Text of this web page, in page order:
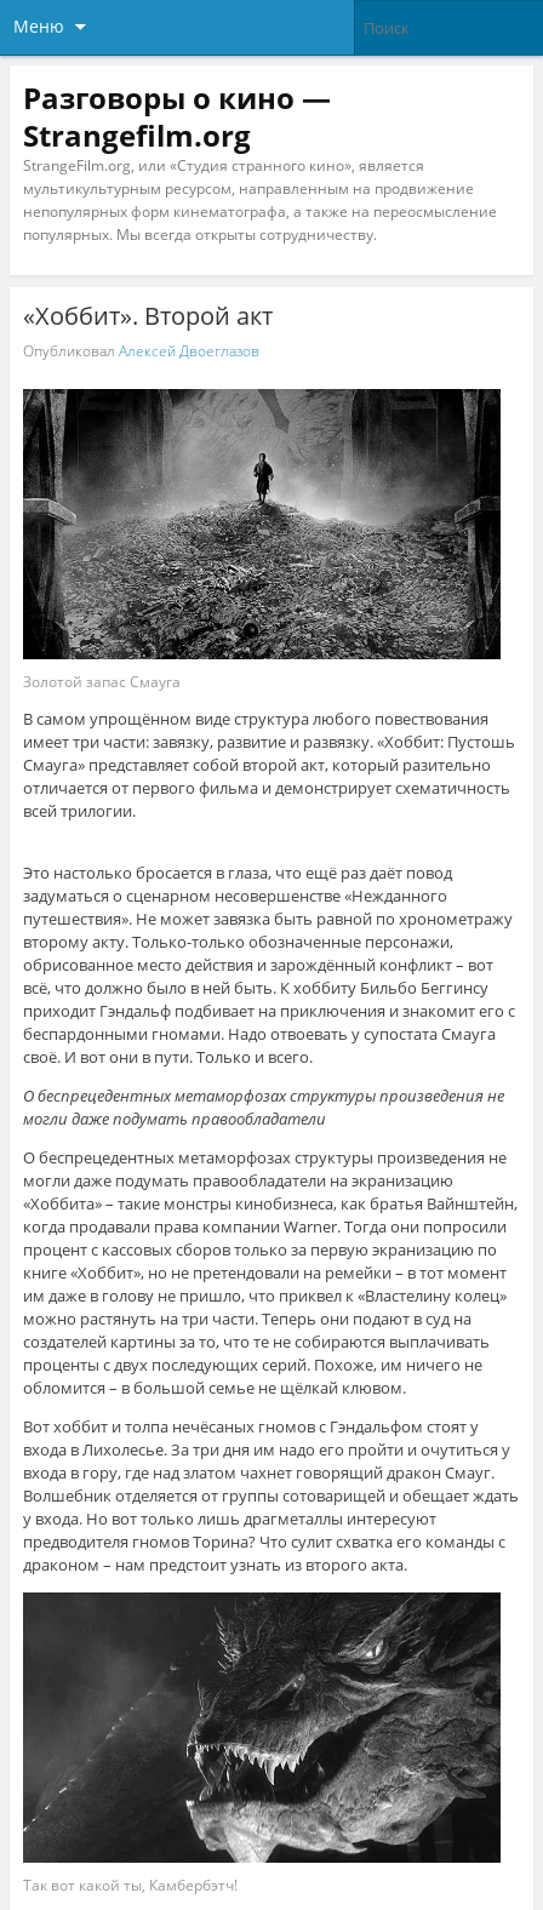
Меню
Разговоры о кино —
Strangefilm.org
StrangeFilm.org, или «Студия странного кино», является
мультикультурным ресурсом, направленным на продвижение
непопулярных форм кинематографа, а также на переосмысление
популярных. Мы всегда открыты сотрудничеству.
«Хоббит». Второй акт
Опубликовал Алексей Двоеглазов
Золотой запас Смауга
В самом упрощённом виде структура любого повествования
имеет три части: завязку, развитие и развязку. «Хоббит: Пустошь
Смауга» представляет собой второй акт, который разительно
отличается от первого фильма и демонстрирует схематичность
всей трилогии.
Это настолько бросается в глаза, что ещё раз даёт повод
задуматься о сценарном несовершенстве «Нежданного
путешествия». Не может завязка быть равной по хронометражу
второму акту. Только-только обозначенные персонажи,
обрисованное место действия и зарождённый конфликт – вот
всё, что должно было в ней быть. К хоббиту Бильбо Беггинсу
приходит Гэндальф подбивает на приключения и знакомит его с
беспардонными гномами. Надо отвоевать у супостата Смауга
своё. И вот они в пути. Только и всего.
О беспрецедентных метаморфозах структуры произведения не
могли даже подумать правообладатели
О беспрецедентных метаморфозах структуры произведения не
могли даже подумать правообладатели на экранизацию
«Хоббита» – такие монстры кинобизнеса, как братья Вайнштейн,
когда продавали права компании Warner. Тогда они попросили
процент с кассовых сборов только за первую экранизацию по
книге «Хоббит», но не претендовали на ремейки – в тот момент
им даже в голову не пришло, что приквел к «Властелину колец»
можно растянуть на три части. Теперь они подают в суд на
создателей картины за то, что те не собираются выплачивать
проценты с двух последующих серий. Похоже, им ничего не
обломится – в большой семье не щёлкай клювом.
Вот хоббит и толпа нечёсаных гномов с Гэндальфом стоят у
входа в Лихолесье. За три дня им надо его пройти и очутиться у
входа в гору, где над златом чахнет говорящий дракон Смауг.
Волшебник отделяется от группы сотоварищей и обещает ждать
у входа. Но вот только лишь драгметаллы интересуют
предводителя гномов Торина? Что сулит схватка его команды с
драконом – нам предстоит узнать из второго акта.
Так вот какой ты, Камбербэтч!